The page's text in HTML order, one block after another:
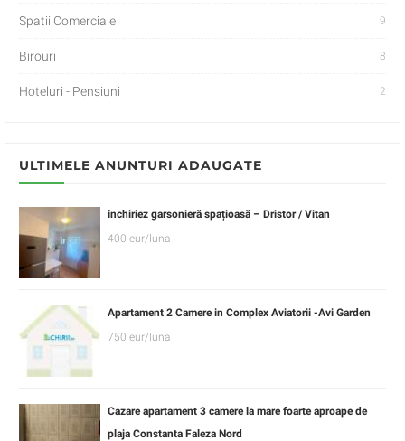
Spatii Comerciale 9
Birouri 8
Hoteluri - Pensiuni 2
ULTIMELE ANUNTURI ADAUGATE
închiriez garsonieră spațioasă – Dristor / Vitan
400 eur/luna
Apartament 2 Camere in Complex Aviatorii -Avi Garden
750 eur/luna
Cazare apartament 3 camere la mare foarte aproape de
plaja Constanta Faleza Nord